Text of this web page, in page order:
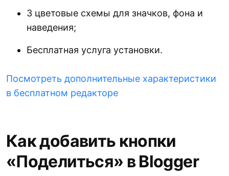
3 цветовые схемы для значков, фона и
наведения;
Бесплатная услуга установки.
Посмотреть дополнительные характеристики
в бесплатном редакторе
Как добавить кнопки
«Поделиться» в Blogger